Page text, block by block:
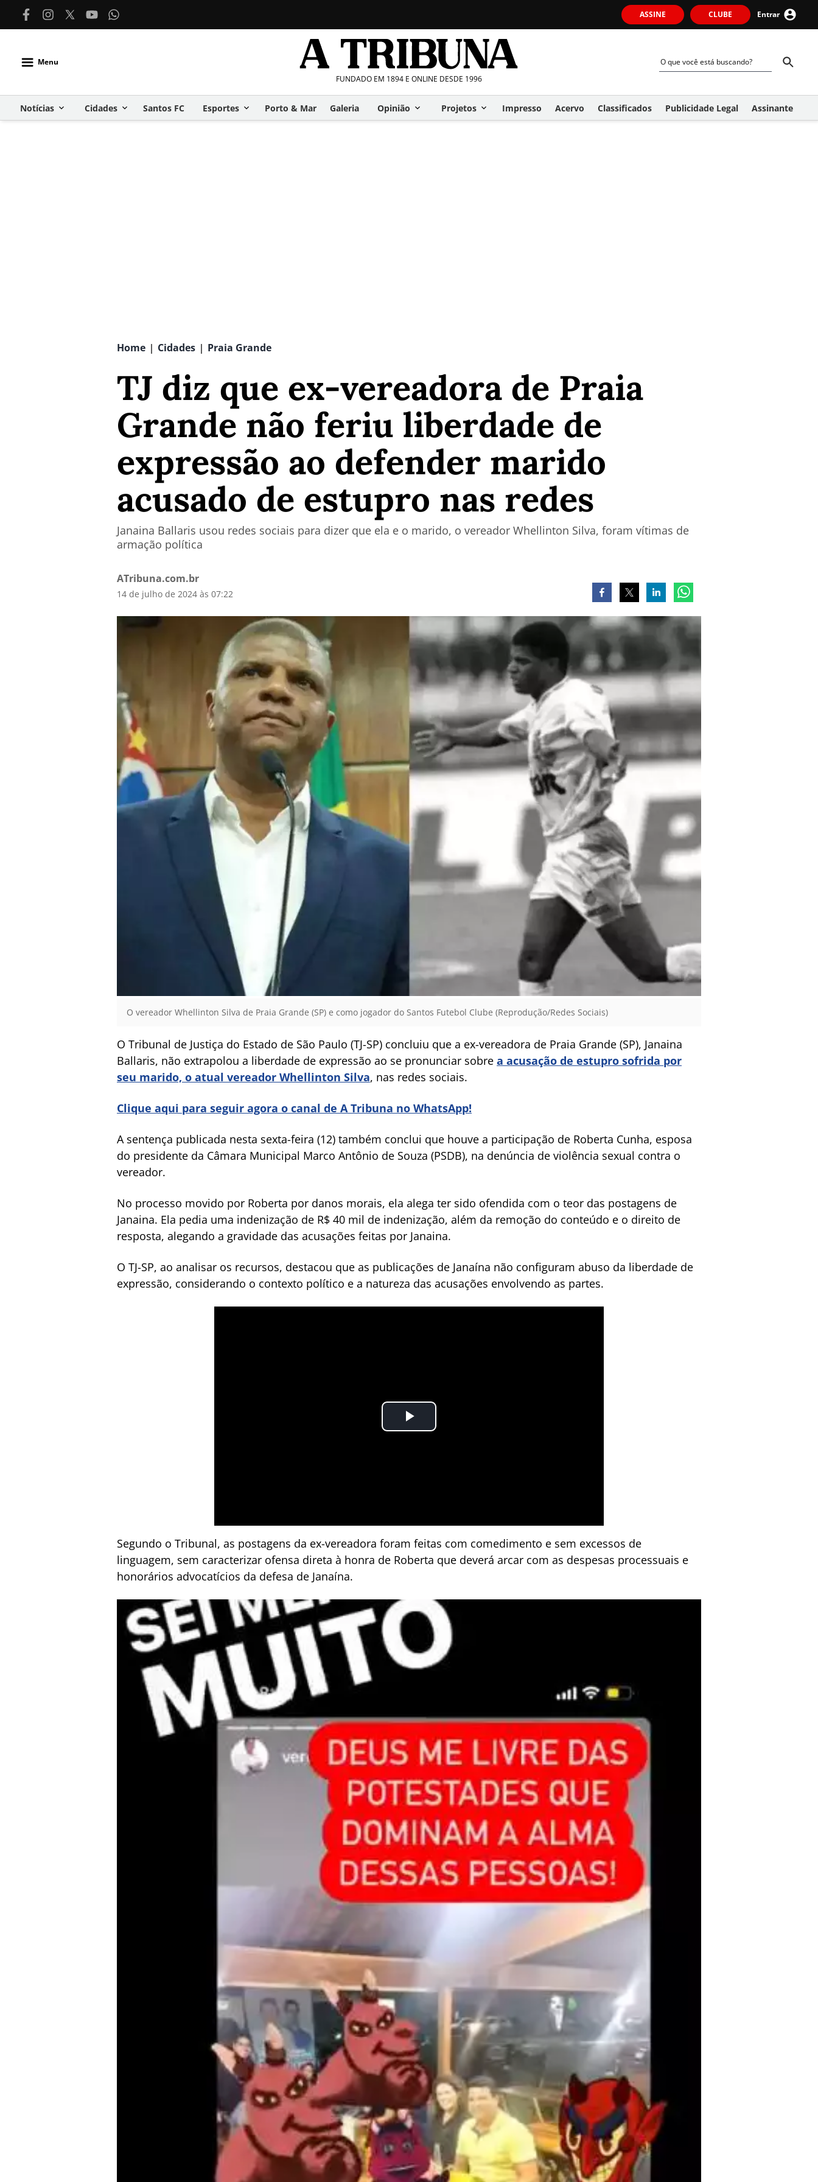
ASSINE CLUBE Entrar
Menu
FUNDADO EM 1894 E ONLINE DESDE 1996
Notícias Cidades Santos FC Esportes Porto & Mar Galeria Opinião Projetos Impresso Acervo Classificados Publicidade Legal Assinante
Home | Cidades | Praia Grande
TJ diz que ex-vereadora de Praia
Grande não feriu liberdade de
expressão ao defender marido
acusado de estupro nas redes
Janaina Ballaris usou redes sociais para dizer que ela e o marido, o vereador Whellinton Silva, foram vítimas de
armação política
ATribuna.com.br
14 de julho de 2024 às 07:22
O vereador Whellinton Silva de Praia Grande (SP) e como jogador do Santos Futebol Clube (Reprodução/Redes Sociais)
O Tribunal de Justiça do Estado de São Paulo (TJ-SP) concluiu que a ex-vereadora de Praia Grande (SP), Janaina
Ballaris, não extrapolou a liberdade de expressão ao se pronunciar sobre a acusação de estupro sofrida por
seu marido, o atual vereador Whellinton Silva, nas redes sociais.
Clique aqui para seguir agora o canal de A Tribuna no WhatsApp!
A sentença publicada nesta sexta-feira (12) também conclui que houve a participação de Roberta Cunha, esposa
do presidente da Câmara Municipal Marco Antônio de Souza (PSDB), na denúncia de violência sexual contra o
vereador.
No processo movido por Roberta por danos morais, ela alega ter sido ofendida com o teor das postagens de
Janaina. Ela pedia uma indenização de R$ 40 mil de indenização, além da remoção do conteúdo e o direito de
resposta, alegando a gravidade das acusações feitas por Janaina.
O TJ-SP, ao analisar os recursos, destacou que as publicações de Janaína não configuram abuso da liberdade de
expressão, considerando o contexto político e a natureza das acusações envolvendo as partes.
Segundo o Tribunal, as postagens da ex-vereadora foram feitas com comedimento e sem excessos de
linguagem, sem caracterizar ofensa direta à honra de Roberta que deverá arcar com as despesas processuais e
honorários advocatícios da defesa de Janaína.